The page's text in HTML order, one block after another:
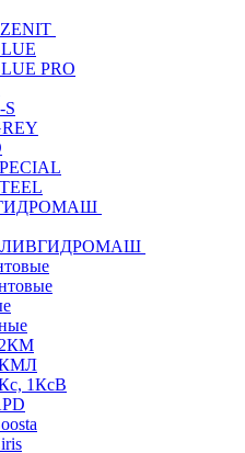
PRO
S
ЛИВГИДРОМАШ
1КсВ